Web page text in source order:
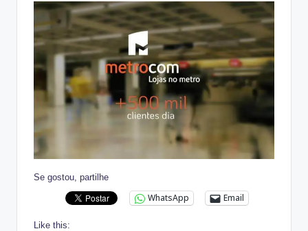
Se gostou, partilhe
WhatsApp Email
Like this: